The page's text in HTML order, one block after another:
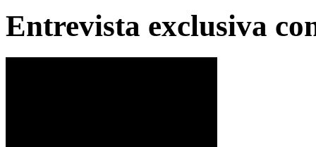
Entrevista exclusiva